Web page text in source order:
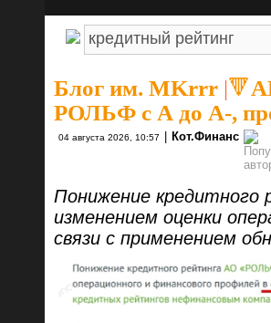
Блог им. MKrrr |
РОЛЬФ с А до А-,
04 августа 2026, 10:57 Кот.Финанс
Понижение
изменением оценки
связи с применением